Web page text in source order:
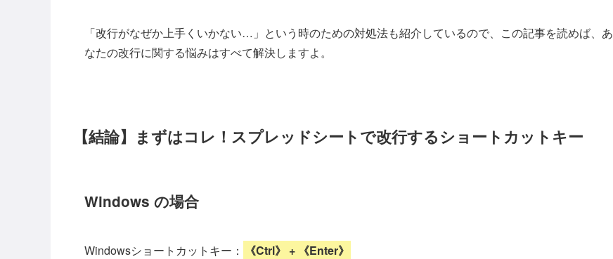
「改行がなぜか上手くいかない…」という時のための対処法も紹介しているので、この記事を読めば、あ
なたの改行に関する悩みはすべて解決しますよ。
【結論】まずはコレ！スプレッドシートで改行するショートカットキー
Windows の場合
Windowsショートカットキー： 《Ctrl》 + 《Enter》